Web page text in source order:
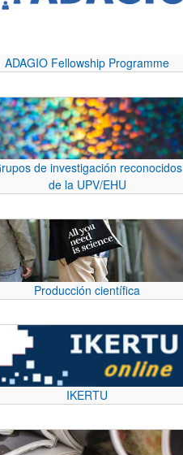
ADAGIO Fellowship Programme
de investigación reconocidos
de la UPV/EHU
Producción científica
IKERTU